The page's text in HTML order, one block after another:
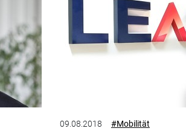
09.08.2018 #Mobilität